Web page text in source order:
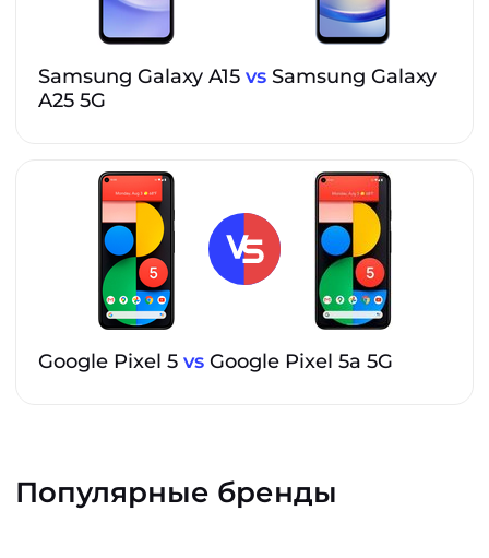
Samsung Galaxy A15 vs Samsung Galaxy
A25 5G
Google Pixel 5 vs Google Pixel 5a 5G
Популярные бренды